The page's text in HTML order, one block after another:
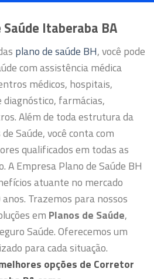
Itaberaba BA
plano de saúde BH, você pode
com assistência médica
médicos, hospitais,
farmácias,
Além de toda estrutura da
Saúde, você conta com
qualificados em todas as
A Empresa Plano de Saúde BH
atuante no mercado
Trazemos para nossos
em Planos de Saúde,
Saúde. Oferecemos um
para cada situação.
opções de Corretor